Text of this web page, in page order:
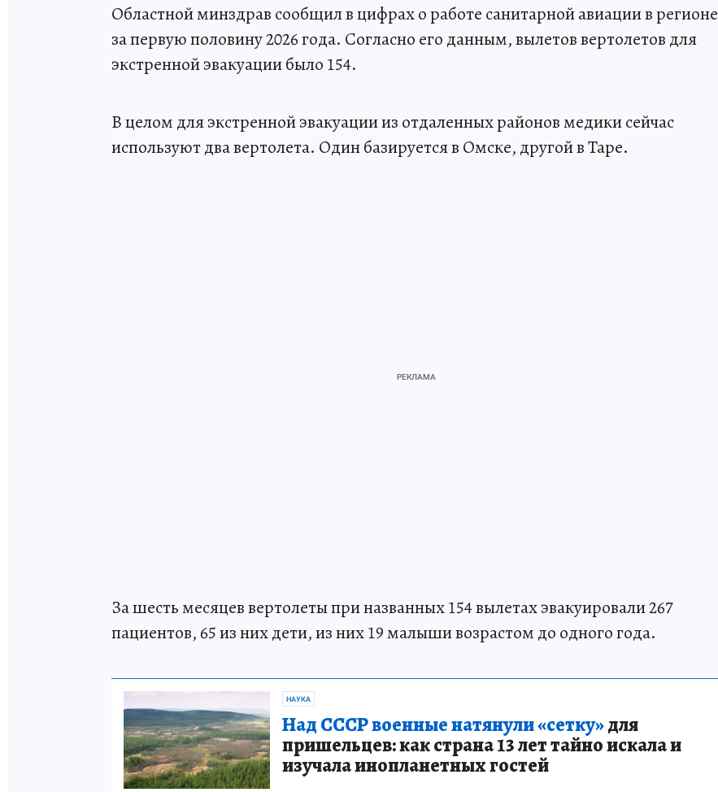
Областной минздрав сообщил в цифрах о работе санитарной авиации в регионе
за первую половину 2026 года. Согласно его данным, вылетов вертолетов для
экстренной эвакуации было 154.
В целом для экстренной эвакуации из отдаленных районов медики сейчас
используют два вертолета. Один базируется в Омске, другой в Таре.
За шесть месяцев вертолеты при названных 154 вылетах эвакуировали 267
пациентов, 65 из них дети, из них 19 малыши возрастом до одного года.
НАУКА
Над СССР военные натянули «сетку»для
пришельцев: как страна 13 лет тайно искала и
изучала инопланетных гостей